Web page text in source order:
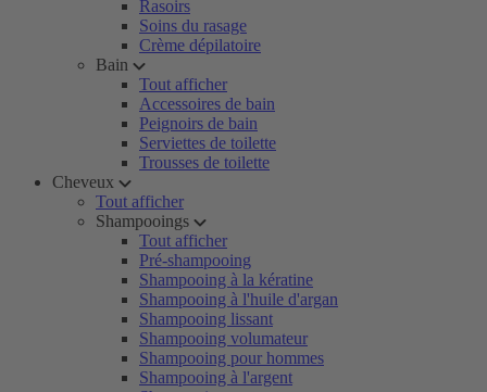
Rasoirs
Soins du rasage
Crème dépilatoire
Bain
Tout afficher
Accessoires de bain
Peignoirs de bain
Serviettes de toilette
Trousses de toilette
Cheveux
Tout afficher
Shampooings
Tout afficher
Pré-shampooing
Shampooing à la kératine
Shampooing à l'huile d'argan
Shampooing lissant
Shampooing volumateur
Shampooing pour hommes
Shampooing à l'argent